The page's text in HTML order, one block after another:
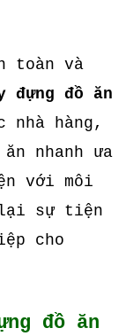
toàn và
đựng đồ ăn
nhà hàng,
nhanh ưa
với môi
lại sự tiện
cho
đồ ăn